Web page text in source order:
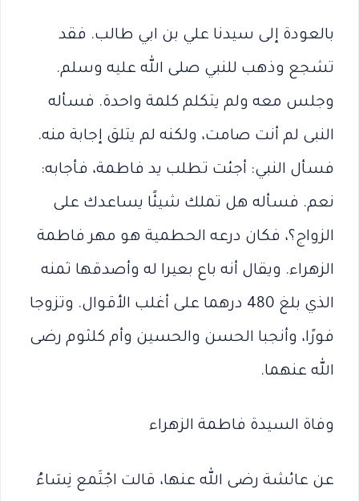
بالعودة إلى سيدنا علي بن ابي طالب. فقد
تشجع وذهب للنبي صلى الله عليه وسلم.
وجلس معه ولم يتكلم كلمة واحدة. فسأله
النبى لم أنت صامت، ولكنه لم يتلق إجابة منه.
فسأل النبي: أجئت تطلب يد فاطمة، فأجابه:
نعم. فسأله هل تملك شيئًا يساعدك على
الزواج؟، فكان درعه الحطمية هو مهر فاطمة
الزهراء. ويقال أنه باع بعيرا له وأصدقها ثمنه
الذي بلغ 480 درهما على أغلب الأقوال. وتزوجا
فورًا، وأنجبا الحسن والحسين وأم كلثوم رضى
الله عنهما.
وفاة السيدة فاطمة الزهراء
عن عائشة رضى الله عنها، قالت اجْتَمع نِسَاءُ